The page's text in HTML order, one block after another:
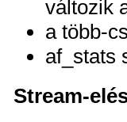
változik
a több-
af_stats
Stream-